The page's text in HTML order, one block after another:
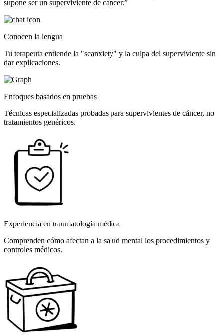
supone ser un superviviente de cáncer.”
Conocen la lengua
Tu terapeuta entiende la "scanxiety" y la culpa del superviviente sin
dar explicaciones.
Enfoques basados en pruebas
Técnicas especializadas probadas para supervivientes de cáncer, no
tratamientos genéricos.
Experiencia en traumatología médica
Comprenden cómo afectan a la salud mental los procedimientos y
controles médicos.